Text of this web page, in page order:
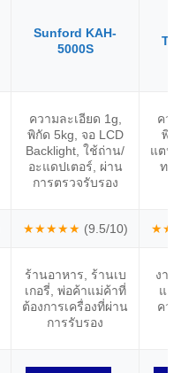
Sunford KAH-
5000S
ความละเอียด 1g,
พิกัด 5kg, จอ LCD
Backlight, ใช้ถ่าน/
อะแดปเตอร์, ผ่าน
การตรวจรับรอง
คว
พิกั
แตน
ทน
★★★★★ (9.5/10)
ร้านอาหาร, ร้านเบ
เกอรี่, พ่อค้าแม่ค้าที่
ต้องการเครื่องที่ผ่าน
การรับรอง
งาน
แล็
คว